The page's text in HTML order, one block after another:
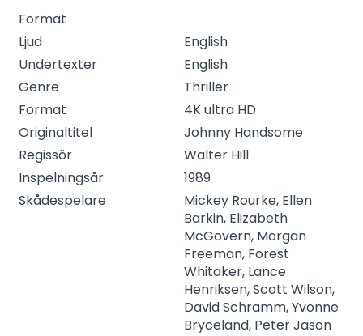
Format
Ljud
English
Undertexter
English
Genre
Thriller
Format
4K ultra HD
Originaltitel
Johnny Handsome
Regissör
Walter Hill
Inspelningsår
1989
Skådespelare
Mickey Rourke, Ellen
Barkin, Elizabeth
McGovern, Morgan
Freeman, Forest
Whitaker, Lance
Henriksen, Scott Wilson,
David Schramm, Yvonne
Bryceland, Peter Jason